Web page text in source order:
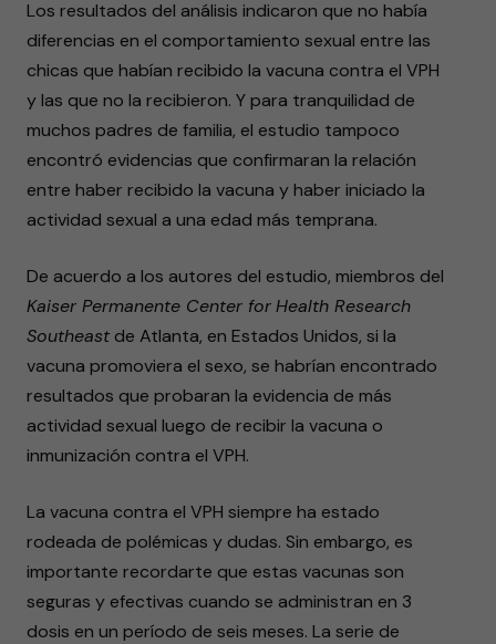
Los resultados del análisis indicaron que no había
diferencias en el comportamiento sexual entre las
chicas que habían recibido la vacuna contra el VPH
y las que no la recibieron. Y para tranquilidad de
muchos padres de familia, el estudio tampoco
encontró evidencias que confirmaran la relación
entre haber recibido la vacuna y haber iniciado la
actividad sexual a una edad más temprana.
De acuerdo a los autores del estudio, miembros del
Kaiser Permanente Center forHealth Research
Southeast de Atlanta, en Estados Unidos, si la
vacuna promoviera el sexo, se habrían encontrado
resultados que probaran la evidencia de más
actividad sexual luego de recibir la vacuna o
inmunización contra el VPH.
La vacuna contra el VPH siempre ha estado
rodeada de polémicas y dudas. Sin embargo, es
importante recordarte que estas vacunas son
seguras y efectivas cuando se administran en 3
dosis en un período de seis meses. La serie de